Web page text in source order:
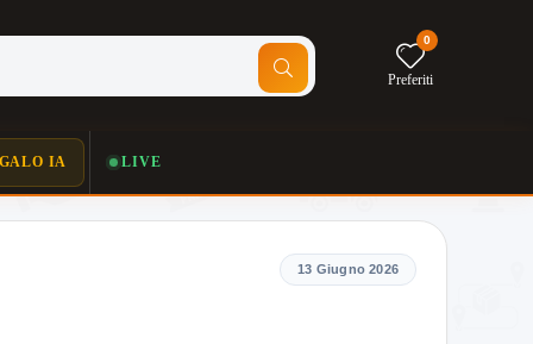
0
Preferiti
IA LIVE
13 Giugno 2026